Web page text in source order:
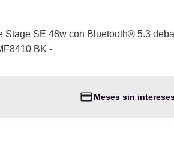
Stage SE 48w con Bluetooth® 5.3
BK -
Meses sin